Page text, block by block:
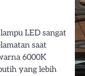
LED sangat
saat
6000K
yang lebih